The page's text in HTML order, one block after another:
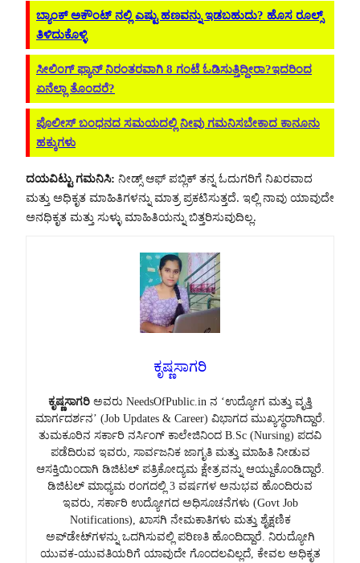
ಬ್ಯಾಂಕ್ ಅಕೌಂಟ್ ನಲ್ಲಿ ಎಷ್ಟು ಹಣವನ್ನು ಇಡಬಹುದು? ಹೊಸ ರೂಲ್ಸ್
ತಿಳಿದುಕೊಳ್ಳಿ
ಸೀಲಿಂಗ್ ಫ್ಯಾನ್ ನಿರಂತರವಾಗಿ 8 ಗಂಟೆ ಓಡಿಸುತ್ತಿದ್ದೀರಾ?ಇದರಿಂದ
ಏನೆಲ್ಲಾ ತೊಂದರೆ?
ಪೊಲೀಸ್ ಬಂಧನದ ಸಮಯದಲ್ಲಿ ನೀವು ಗಮನಿಸಬೇಕಾದ ಕಾನೂನು
ಹಕ್ಕುಗಳು
ದಯವಿಟ್ಟು ಗಮನಿಸಿ: ನೀಡ್ಸ್ ಆಫ್ ಪಬ್ಲಿಕ್ ತನ್ನ ಓದುಗರಿಗೆ ನಿಖರವಾದ
ಮತ್ತು ಅಧಿಕೃತ ಮಾಹಿತಿಗಳನ್ನು ಮಾತ್ರ ಪ್ರಕಟಿಸುತ್ತದೆ. ಇಲ್ಲಿ ನಾವು ಯಾವುದೇ
ಅನಧಿಕೃತ ಮತ್ತು ಸುಳ್ಳು ಮಾಹಿತಿಯನ್ನು ಬಿತ್ತರಿಸುವುದಿಲ್ಲ.
ಕೃಷ್ಣಸಾಗರಿ
ಕೃಷ್ಣಸಾಗರಿ ಅವರು NeedsOfPublic.in ನ ‘ಉದ್ಯೋಗ ಮತ್ತು ವೃತ್ತಿ
ಮಾರ್ಗದರ್ಶನ’ (Job Updates & Career) ವಿಭಾಗದ ಮುಖ್ಯಸ್ಥರಾಗಿದ್ದಾರೆ.
ತುಮಕೂರಿನ ಸರ್ಕಾರಿ ನರ್ಸಿಂಗ್ ಕಾಲೇಜಿನಿಂದ B.Sc (Nursing) ಪದವಿ
ಪಡೆದಿರುವ ಇವರು, ಸಾರ್ವಜನಿಕ ಜಾಗೃತಿ ಮತ್ತು ಮಾಹಿತಿ ನೀಡುವ
ಆಸಕ್ತಿಯಿಂದಾಗಿ ಡಿಜಿಟಲ್ ಪತ್ರಿಕೋದ್ಯಮ ಕ್ಷೇತ್ರವನ್ನು ಆಯ್ದುಕೊಂಡಿದ್ದಾರೆ.
ಡಿಜಿಟಲ್ ಮಾಧ್ಯಮ ರಂಗದಲ್ಲಿ 3 ವರ್ಷಗಳ ಅನುಭವ ಹೊಂದಿರುವ
ಇವರು, ಸರ್ಕಾರಿ ಉದ್ಯೋಗದ ಅಧಿಸೂಚನೆಗಳು (Govt Job
Notifications), ಖಾಸಗಿ ನೇಮಕಾತಿಗಳು ಮತ್ತು ಶೈಕ್ಷಣಿಕ
ಅಪ್‌ಡೇಟ್‌ಗಳನ್ನು ಒದಗಿಸುವಲ್ಲಿ ಪರಿಣತಿ ಹೊಂದಿದ್ದಾರೆ. ನಿರುದ್ಯೋಗಿ
ಯುವಕ-ಯುವತಿಯರಿಗೆ ಯಾವುದೇ ಗೊಂದಲವಿಲ್ಲದೆ, ಕೇವಲ ಅಧಿಕೃತ